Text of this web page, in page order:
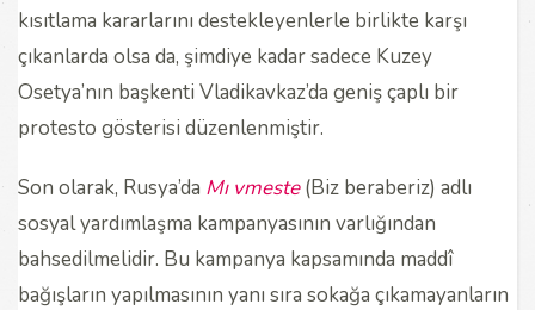
kısıtlama kararlarını destekleyenlerle birlikte karşı
çıkanlarda olsa da, şimdiye kadar sadece Kuzey
Osetya’nın başkenti Vladikavkaz’da geniş çaplı bir
protesto gösterisi düzenlenmiştir.
Son olarak, Rusya’da Mı vmeste(Biz beraberiz) adlı
sosyal yardımlaşma kampanyasının varlığından
bahsedilmelidir. Bu kampanya kapsamında maddî
bağışların yapılmasının yanı sıra sokağa çıkamayanların